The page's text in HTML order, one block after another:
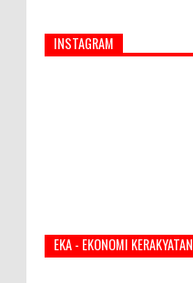
INSTAGRAM
EKA - EKONOMI KERAKYATAN